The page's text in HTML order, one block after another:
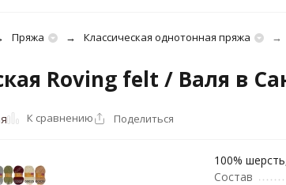
Пряжа Классическая однотонная пряжа
Roving felt / Валя в
К сравнению Поделиться
100%
Состав